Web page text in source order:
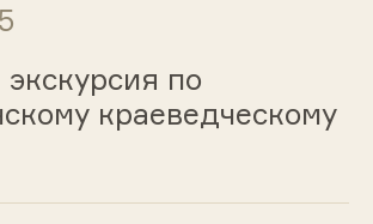
по
краеведческому